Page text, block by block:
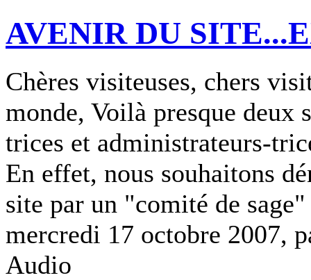
AVENIR DU
Chères visiteuses, chers
monde, Voilà presque deux
trices et administrateurs-
En effet, nous souhaitons
site par un "comité de
mercredi 17 octobre 2007,
Audio